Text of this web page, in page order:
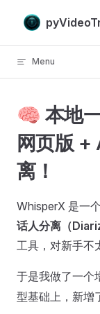
Skip to content
Menu
🧠 本地
网页版 +
离！
WhisperX 是一
话人分离（
工具，对新手不
于是我做了一个
型基础上，新增